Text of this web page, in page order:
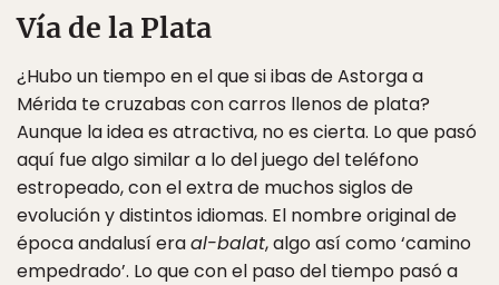
Vía de la Plata
¿Hubo un tiempo en el que si ibas de Astorga a
Mérida te cruzabas con carros llenos de plata?
Aunque la idea es atractiva, no es cierta. Lo que pasó
aquí fue algo similar a lo del juego del teléfono
estropeado, con el extra de muchos siglos de
evolución y distintos idiomas. El nombre original de
época andalusí eraal-balat, algo así como ‘camino
empedrado’. Lo que con el paso del tiempo pasó a